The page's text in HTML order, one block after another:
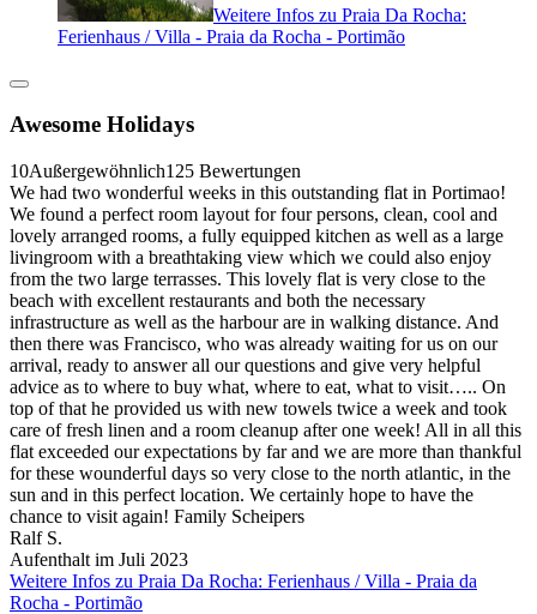
Weitere Infos zu Praia Da Rocha:
Ferienhaus / Villa - Praia da Rocha - Portimão
Awesome Holidays
10Außergewöhnlich125 Bewertungen
We had two wonderful weeks in this outstanding flat in Portimao!
We found a perfect room layout for four persons, clean, cool and
lovely arranged rooms, a fully equipped kitchen as well as a large
livingroom with a breathtaking view which we could also enjoy
from the two large terrasses. This lovely flat is very close to the
beach with excellent restaurants and both the necessary
infrastructure as well as the harbour are in walking distance. And
then there was Francisco, who was already waiting for us on our
arrival, ready to answer all our questions and give very helpful
advice as to where to buy what, where to eat, what to visit….. On
top of that he provided us with new towels twice a week and took
care of fresh linen and a room cleanup after one week! All in all this
flat exceeded our expectations by far and we are more than thankful
for these wounderful days so very close to the north atlantic, in the
sun and in this perfect location. We certainly hope to have the
chance to visit again! Family Scheipers
Ralf S.
Aufenthalt im Juli 2023
Weitere Infos zu Praia Da Rocha: Ferienhaus / Villa - Praia da
Rocha - Portimão